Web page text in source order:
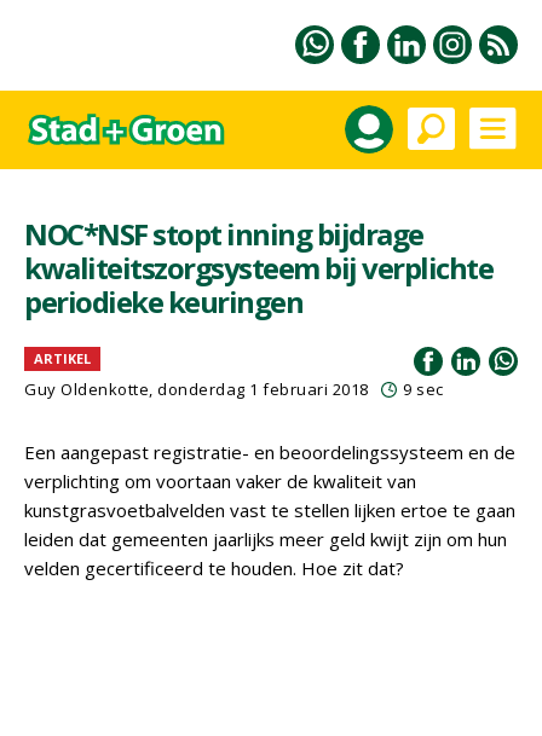
NOC*NSF stopt inning bijdrage
kwaliteitszorgsysteem bij verplichte
periodieke keuringen
ARTIKEL
Guy Oldenkotte, donderdag 1 februari 2018 9 sec
Een aangepast registratie- en beoordelingssysteem en de
verplichting om voortaan vaker de kwaliteit van
kunstgrasvoetbalvelden vast te stellen lijken ertoe te gaan
leiden dat gemeenten jaarlijks meer geld kwijt zijn om hun
velden gecertificeerd te houden. Hoe zit dat?